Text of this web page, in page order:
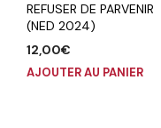
REFUSER DE PARVENIR
(NED 2024)
12,00€
AJOUTER AU PANIER